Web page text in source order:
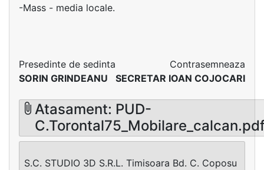
-Mass - media locale.
Presedinte de sedinta
SORIN GRINDEANU
Contrasemneaza
SECRETAR IOAN COJOCARI
Atasament: PUD-
S.C. STUDIO 3D S.R.L. Timisoara Bd. C. Coposu